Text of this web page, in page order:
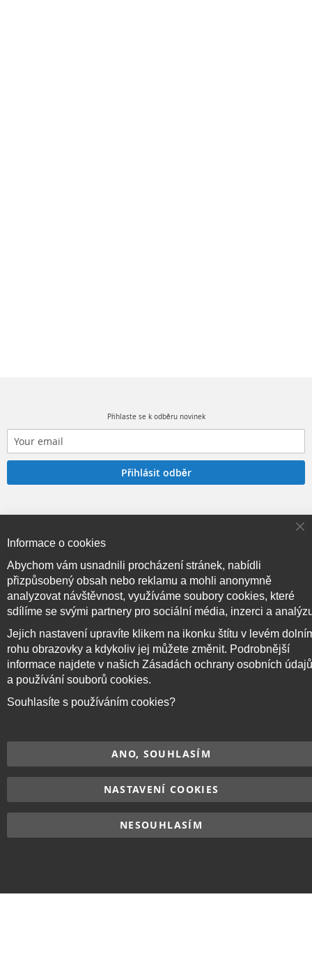
Přihlaste se k odběru novinek
Přihlásit odběr
Copyright © 2017–2026
Informace o cookies
Abychom vám usnadnili procházení stránek, nabídli
přizpůsobený obsah nebo reklamu a mohli anonymně
analyzovat návštěvnost, využíváme soubory cookies, které
sdílíme se svými partnery pro sociální média, inzerci a
Jejich nastavení upravíte klikem na ikonku štítu v levém
rohu obrazovky a kdykoliv jej můžete změnit. Podrobnější
informace najdete v našich Zásadách ochrany osobních údajů
a používání souborů cookies.
Souhlasíte s používáním cookies?
ANO, SOUHLASÍM
NASTAVENÍ COOKIES
NESOUHLASÍM